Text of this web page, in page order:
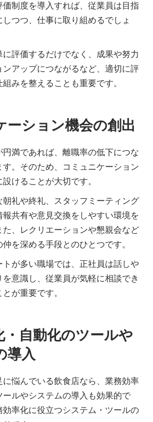
制度を導入すれば、従業員は目指
つつ、仕事に取り組めるでしょ
評価するだけでなく、成果や努力
ンアップにつながるなど、適切に評
みを整えることも重要です。
ーション機会の創出
満であれば、離職率の低下につな
。そのため、コミュニケーション
けることが大切です。
礼や終礼、スタッフミーティング
共有や意見交換をしやすい環境を
、レクリエーションや懇親会など
を深める手段とのひとつです。
が多い職場では、正社員は話しや
意識し、従業員が気軽に相談でき
が重要です。
・自動化のツールや
導入
悩んでいる飲食店なら、業務効率
ルやシステムの導入も効果的で
率化に役立つシステム・ツールの